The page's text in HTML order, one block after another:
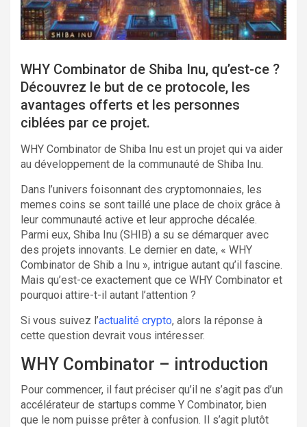
WHY Combinator de Shiba Inu, qu’est-ce ?
Découvrez le but de ce protocole, les
avantages offerts et les personnes
ciblées par ce projet.
WHY Combinator de Shiba Inu est un projet qui va aider
au développement de la communauté de Shiba Inu.
Dans l’univers foisonnant des cryptomonnaies, les
memes coins se sont taillé une place de choix grâce à
leur communauté active et leur approche décalée.
Parmi eux, Shiba Inu (SHIB) a su se démarquer avec
des projets innovants. Le dernier en date, « WHY
Combinator de Shib a Inu », intrigue autant qu’il fascine.
Mais qu’est-ce exactement que ce WHY Combinator et
pourquoi attire-t-il autant l’attention ?
Si vous suivez l’actualité crypto, alors la réponse à
cette question devrait vous intéresser.
WHY Combinator – introduction
Pour commencer, il faut préciser qu’il ne s’agit pas d’un
accélérateur de startups comme Y Combinator, bien
que le nom puisse prêter à confusion. Il s’agit plutôt